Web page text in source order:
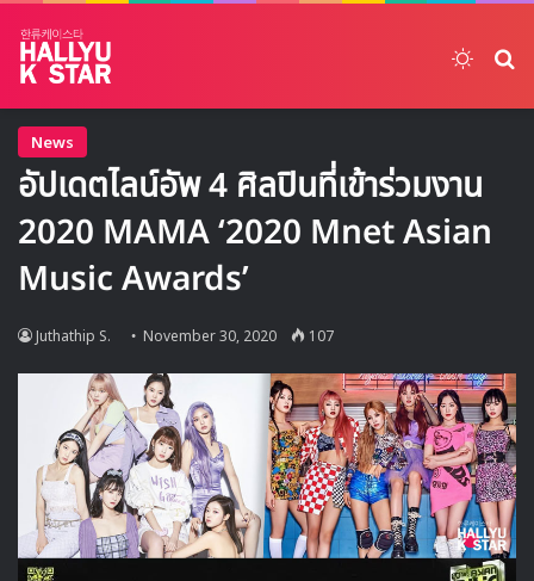
News
อัปเดตไลน์อัพ 4 ศิลปินที่เข้าร่วมงาน
2020 MAMA ‘2020 Mnet Asian
Music Awards’
Juthathip S. November 30, 2020 107